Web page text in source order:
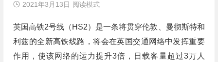
2021年3月13日 阅读模式
英国高铁2号线（HS2）是一条将贯穿伦敦、曼彻斯特和
利兹的全新高铁线路，将会在英国交通网络中发挥重要
作用，使该网络的运力提升3倍，日载客量超过3万人